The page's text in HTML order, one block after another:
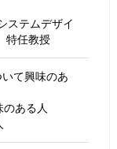
ステムデザイ
特任教授
て興味のあ
のある人